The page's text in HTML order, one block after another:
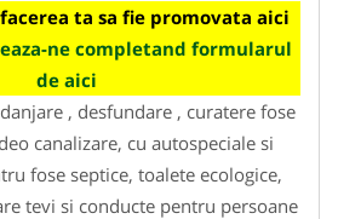
ta sa fie promovata aici
ne completand formularul
de aici
, desfundare , curatere fose
canalizare, cu autospeciale si
fose septice, toalete ecologice,
tevi si conducte pentru persoane